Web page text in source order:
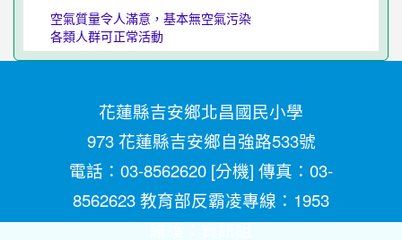
空氣質量令人滿意，基本無空氣污染
各類人群可正常活動
花蓮縣吉安鄉北昌國民小學
973 花蓮縣吉安鄉自強路533號
電話：03-8562620 [分機] 傳真：03-
8562623 教育部反霸凌專線：1953
維護：資訊組